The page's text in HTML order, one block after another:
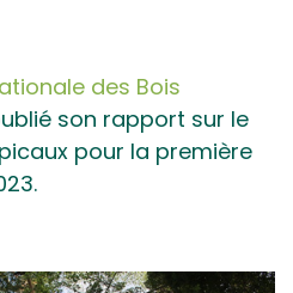
des Bois
son rapport sur le
pour la première